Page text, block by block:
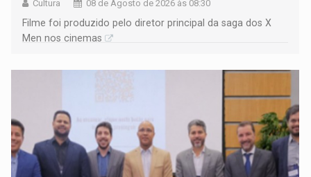
Cultura 08 de Agosto de 2026 às 08:30
Filme foi produzido pelo diretor principal da saga dos X
Men nos cinemas